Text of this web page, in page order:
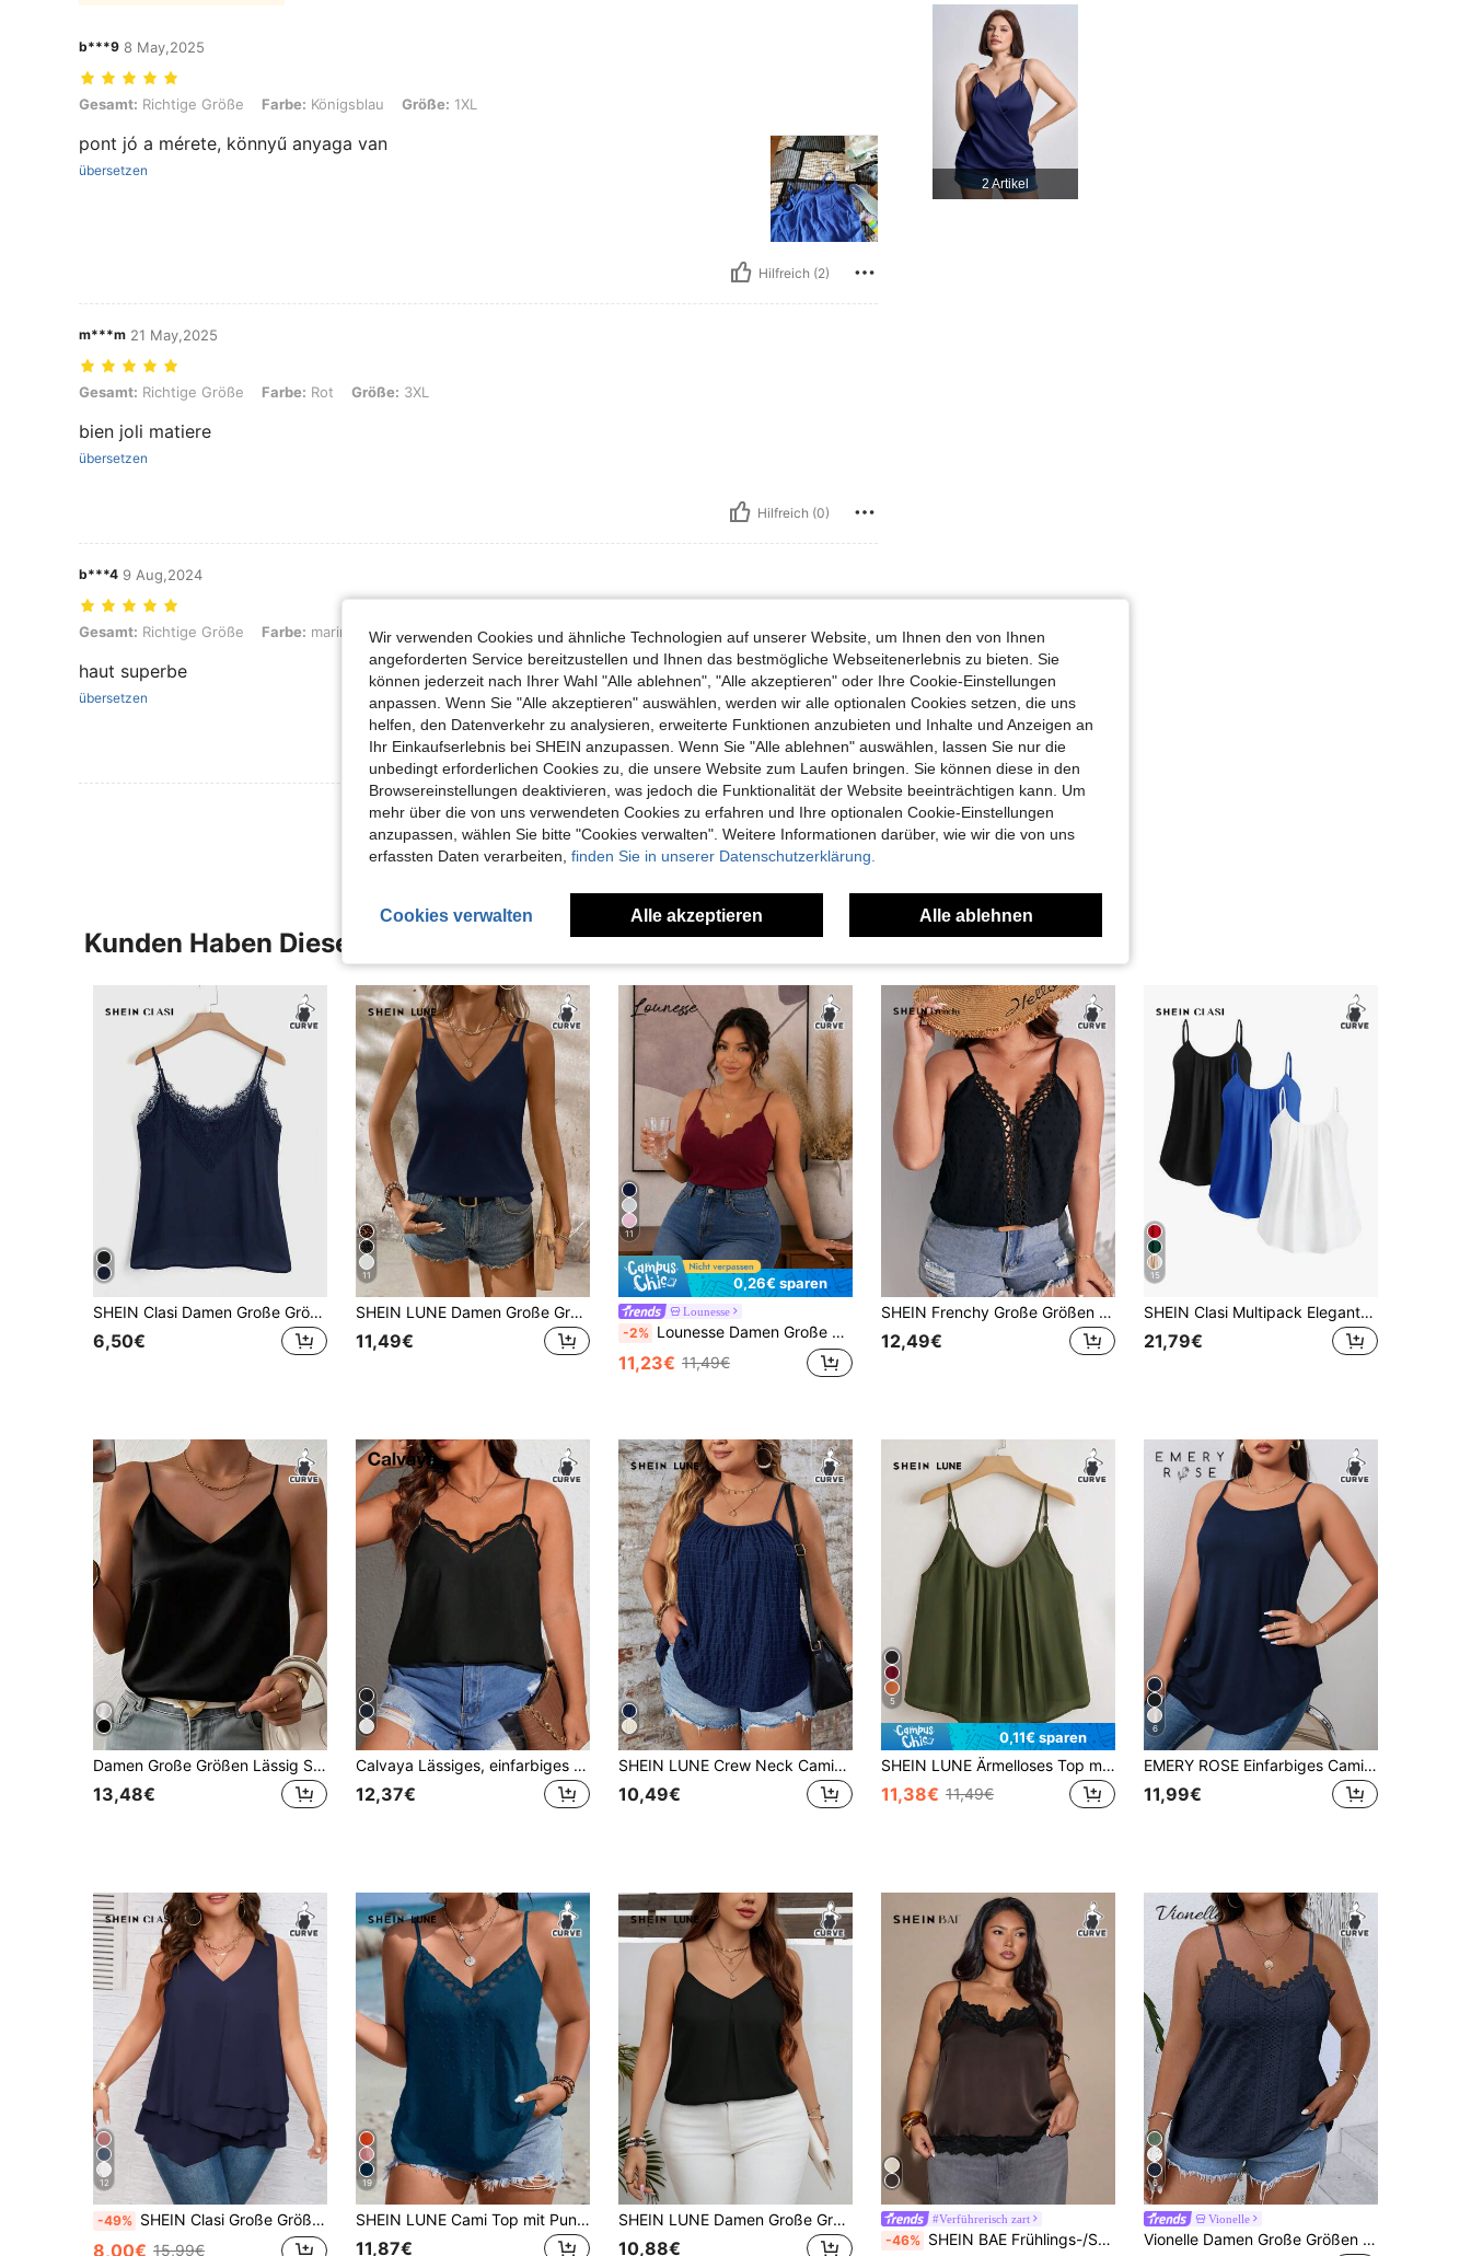
b***9 8 May,2025
Gesamt: Richtige Größe, Farbe: Königsblau, Größe: 1XL
Gesamt: Richtige Größe Farbe: Königsblau Größe: 1XL
pont jó a mérete, könnyű anyaga van
übersetzen
Hilfreich (2)
m***m 21 May,2025
Gesamt: Richtige Größe, Farbe: Rot, Größe: 3XL
Gesamt: Richtige Größe Farbe: Rot Größe: 3XL
bien joli matiere
übersetzen
Hilfreich (0)
b***4 9 Aug,2024
Gesamt: Richtige Größe, Farbe: marineblau, Größe: 2XL
Gesamt: Richtige Größe Farbe: marineblau Größe:2XL
haut superbe
übersetzen
Hilfreich (0)
Mehr Bewertungen Ansehen
4,83
4,83
4,83
2 Artikel
Kunden Haben Diese Artikel Auch Angeschaut
SHEIN Clasi Damen Große Größen einfarbiges Kontrast-Spitzen-Camisole
6,50€
11
SHEIN LUNE Damen Große Größen Einfarbiges Lässiges Vielseitiges Tägliches Top
11,49€
11
0,26€ sparen
Lounesse
-2% Lounesse Damen Große Größen Sommer Urlaubs-Top mit Muschelbesatz
11,23€ 11,49€
SHEIN Frenchy Große Größen Sommer-Cumshot-Top mit Guipure-Spitze und Schweizer Punktmuster im Boho-Stil
12,49€
15
SHEIN Clasi Multipack Elegante Camisole-Top in Schwarz, Weiß und Rot in Farbblock-Optik für Damen in Übergröße
21,79€
Damen Große Größen Lässig Satin V-Ausschnitt Camisole Top, gewebter Stoff! Geeignet für Frühling, Sommer, Herbst Tragen oder Schichten. Schwarz
13,48€
Calvaya Lässiges, einfarbiges Camisole mit besticktem Besatz in Übergröße, Sommer
12,37€
SHEIN LUNE Crew Neck Camisole in Große Größen, Einfarbig für den täglichen Gebrauch im Sommer
10,49€
5
0,11€ sparen
SHEIN LUNE Ärmelloses Top mit Falten in Unifarbe für Große Größen
11,38€ 11,49€
6
EMERY ROSE Einfarbiges Cami Top
11,99€
12
-49% SHEIN Clasi Große Größe Ärmellose Bluse mit Einfarbig
8,00€ 15,99€
19
SHEIN LUNE Cami Top mit Punkten, Kontrast Spitzen,
11,87€
SHEIN LUNE Damen Große Größe Einfarbige Lässig Falten Cami Top für den Sommer
10,88€
#Verführerisch zart
-46% SHEIN BAE Frühlings-/Sommer-Valentinstag braun und schwarz spitzenbesetztes elegantes Oberteil, sexy Oberteil in Große Größen
6
Vionelle
Vionelle Damen Große Größen Einfarbiges Kontrast-Spitzen-Mode-Camisole-Tanktop
Wir verwenden Cookies und ähnliche Technologien auf unserer Website, um Ihnen den von Ihnen
angeforderten Service bereitzustellen und Ihnen das bestmögliche Webseitenerlebnis zu bieten. Sie
können jederzeit nach Ihrer Wahl "Alle ablehnen", "Alle akzeptieren" oder Ihre Cookie-Einstellungen
anpassen. Wenn Sie "Alle akzeptieren" auswählen, werden wir alle optionalen Cookies setzen, die uns
helfen, den Datenverkehr zu analysieren, erweiterte Funktionen anzubieten und Inhalte und Anzeigen an
Ihr Einkaufserlebnis bei SHEIN anzupassen. Wenn Sie "Alle ablehnen" auswählen, lassen Sie nur die
unbedingt erforderlichen Cookies zu, die unsere Website zum Laufen bringen. Sie können diese in den
Browsereinstellungen deaktivieren, was jedoch die Funktionalität der Website beeinträchtigen kann. Um
mehr über die von uns verwendeten Cookies zu erfahren und Ihre optionalen Cookie-Einstellungen
anzupassen, wählen Sie bitte "Cookies verwalten". Weitere Informationen darüber, wie wir die von uns
erfassten Daten verarbeiten, finden Sie in unserer Datenschutzerklärung.
Cookies verwalten Alle akzeptieren Alle ablehnen